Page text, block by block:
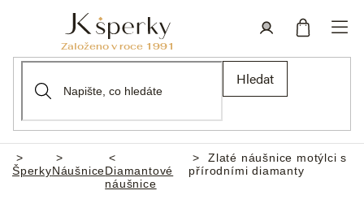
Hledat
Domů
ŠperkyNáušniceDiamantové
náušnice
Zlaté náušnice motýlci s
přírodními diamanty